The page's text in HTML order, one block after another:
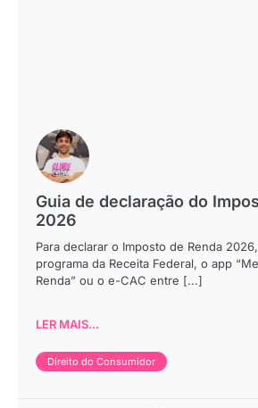
Guia de declaração do
2026
Para declarar o Imposto de Renda
programa da Receita Federal, o app
Renda” ou o e-CAC entre [...]
LER MAIS...
Direito do Consumidor